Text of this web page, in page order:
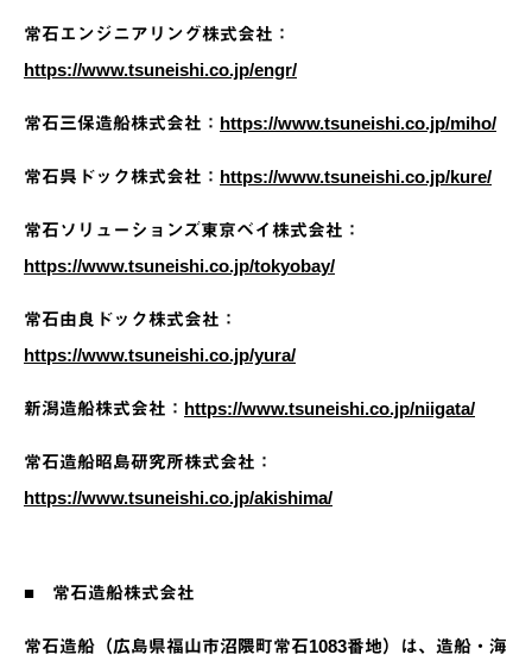
常石エンジニアリング株式会社：
https://www.tsuneishi.co.jp/engr/
常石三保造船株式会社： https://www.tsuneishi.co.jp/miho/
常石呉ドック株式会社： https://www.tsuneishi.co.jp/kure/
常石ソリューションズ東京ベイ株式会社：
https://www.tsuneishi.co.jp/tokyobay/
常石由良ドック株式会社：
https://www.tsuneishi.co.jp/yura/
新潟造船株式会社： https://www.tsuneishi.co.jp/niigata/
常石造船昭島研究所株式会社：
https://www.tsuneishi.co.jp/akishima/
■ 常石造船株式会社
常石造船（広島県福山市沼隈町常石1083番地）は、造船・海